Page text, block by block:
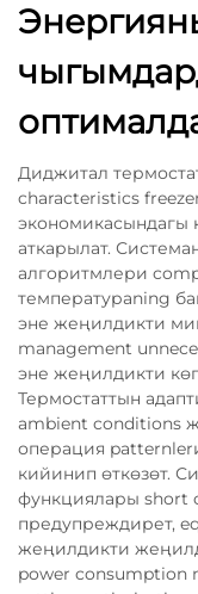
Диджитал
characteristics
экономикасындагы
аткарылат.
алгоритмлери
температурaning
эне жеңилдикти
management
эне жеңилдикти
Термостаттын
ambient conditions
операция
кийинип өткөзөт.
функциялары short
предупреждирет,
жеңилдикти
power consumption